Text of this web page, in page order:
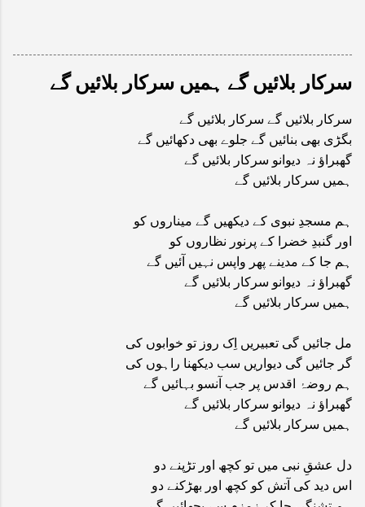
سرکار بلائیں گے ہمیں سرکار بلائیں گے
سرکار بلائیں گے سرکار بلائیں گے
بگڑی بھی بنائیں گے جلوے بھی دکھائیں گے
گھبراؤ نہ دیوانو سرکار بلائیں گے
ہمیں سرکار بلائیں گے
ہم مسجدِ نبوی کے دیکھیں گے میناروں کو
اور گنبدِ خضرا کے پرنور نظاروں کو
ہم جا کے مدینے پھر واپس نہیں آئیں گے
گھبراؤ نہ دیوانو سرکار بلائیں گے
ہمیں سرکار بلائیں گے
مل جائیں گی تعبیریں اِک روز تو خوابوں کی
گر جائیں گی دیواریں سب دیکھنا راہوں کی
ہم روضۂ اقدس پر جب آنسو بہائیں گے
گھبراؤ نہ دیوانو سرکار بلائیں گے
ہمیں سرکار بلائیں گے
دل عشقِ نبی میں تو کچھ اور تڑپنے دو
اس دید کی آتش کو کچھ اور بھڑکنے دو